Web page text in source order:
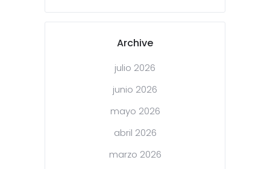
Archive
julio 2026
junio 2026
mayo 2026
abril 2026
marzo 2026